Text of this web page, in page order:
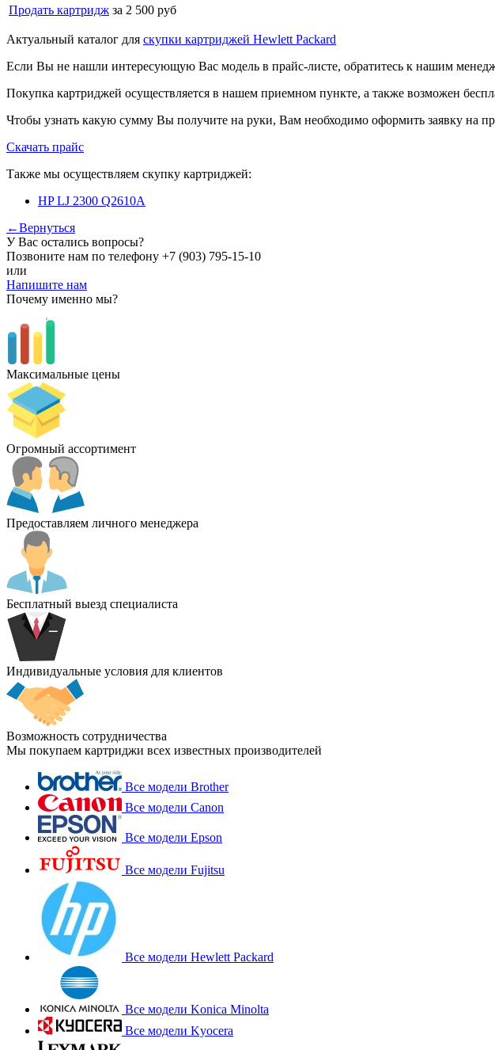
Продать картридж за 2 500 руб
Актуальный каталог для скупки картриджей Hewlett Packard
Если Вы не нашли интересующую Вас модель в прайс-листе, обратитесь к нашим
Покупка картриджей осуществляется в нашем приемном пункте, а также возможен
Чтобы узнать какую сумму Вы получите на руки, Вам необходимо оформить заявку на
Скачать прайс
Также мы осуществляем скупку картриджей:
HP LJ 2300 Q2610A
←Вернуться
У Вас остались вопросы?
Позвоните нам по телефону +7 (903) 795-15-10
или
Напишите нам
Почему именно мы?
Максимальные цены
Огромный ассортимент
Предоставляем личного менеджера
Бесплатный выезд специалиста
Индивидуальные условия для клиентов
Возможность сотрудничества
Мы покупаем картриджи всех известных производителей
Все модели Brother
Все модели Canon
Все модели Epson
Все модели Fujitsu
Все модели Hewlett Packard
Все модели Konica Minolta
Все модели Kyocera